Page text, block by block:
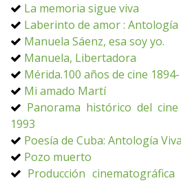
La memoria sigue viva
Laberinto de amor : Antología
Manuela Sáenz, esa soy yo.
Manuela, Libertadora
Mérida.100 años de cine
Mi amado Martí
Panorama histórico del
1993
Poesía de Cuba: Antología Viva
Pozo muerto
Producción